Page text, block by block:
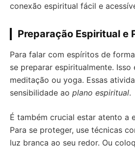
conexão espiritual fácil e
Preparação Espiritual e
Para falar com espíritos de
se preparar espiritualmente.
meditação ou yoga. Essas
sensibilidade ao plano espiritual.
É também crucial estar atento a
Para se proteger, use técnicas
luz branca ao seu redor. Ou